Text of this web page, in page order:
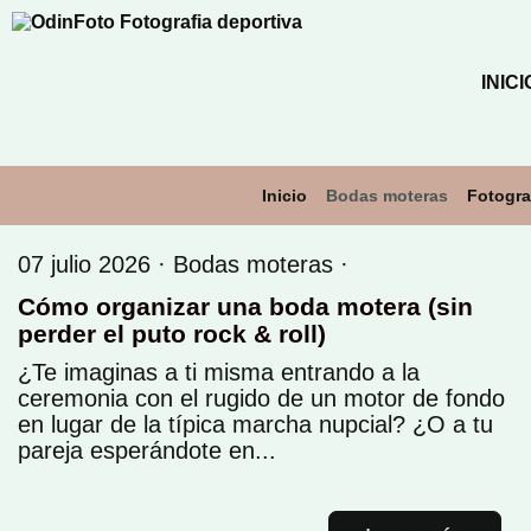
Inicio Bodas moteras
07 julio 2026 · Bodas moteras ·
Cómo organizar una boda motera (sin
perder el puto rock & roll)
¿Te imaginas a ti misma entrando a la
ceremonia con el rugido de un motor de fondo
en lugar de la típica marcha nupcial? ¿O a tu
pareja esperándote en...